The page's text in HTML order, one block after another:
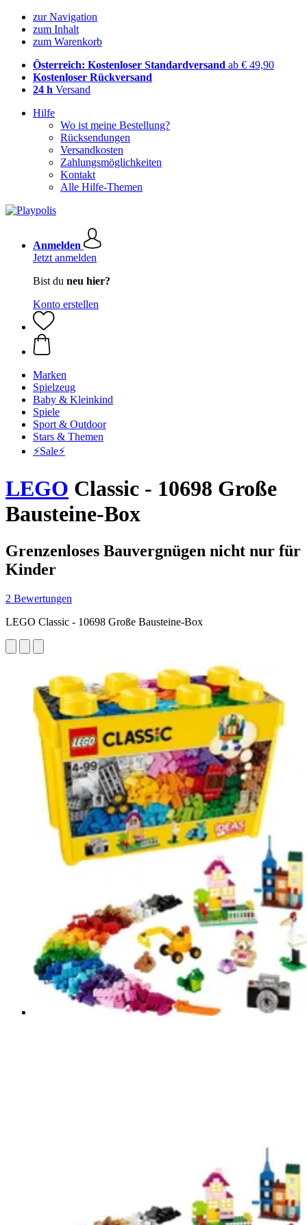
zur Navigation
zum Inhalt
zum Warenkorb
Österreich: Kostenloser Standardversand ab € 49,90
Kostenloser Rückversand
24 h Versand
Hilfe
Wo ist meine Bestellung?
Rücksendungen
Versandkosten
Zahlungsmöglichkeiten
Kontakt
Alle Hilfe-Themen
Anmelden
Jetzt anmelden
Bist du neu hier?
Konto erstellen
Marken
Spielzeug
Baby & Kleinkind
Spiele
Sport & Outdoor
Stars & Themen
⚡️Sale⚡️
LEGO Classic - 10698 Große
Bausteine-Box
Grenzenloses Bauvergnügen nicht nur für
Kinder
2 Bewertungen
LEGO Classic - 10698 Große Bausteine-Box